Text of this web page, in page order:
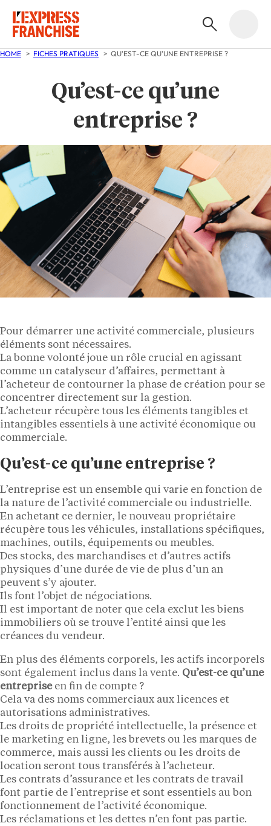
HOME FICHES PRATIQUES QU’EST-CE QU’UNE ENTREPRISE ?
Qu’est-ce qu’une
entreprise ?
Pour démarrer une activité commerciale, plusieurs
éléments sont nécessaires.
La bonne volonté joue un rôle crucial en agissant
comme un catalyseur d’affaires, permettant à
l’acheteur de contourner la phase de création pour se
concentrer directement sur la gestion.
L’acheteur récupère tous les éléments tangibles et
intangibles essentiels à une activité économique ou
commerciale.
Qu’est-ce qu’une entreprise ?
L’entreprise est un ensemble qui varie en fonction de
la nature de l’activité commerciale ou industrielle.
En achetant ce dernier, le nouveau propriétaire
récupère tous les véhicules, installations spécifiques,
machines, outils, équipements ou meubles.
Des stocks, des marchandises et d’autres actifs
physiques d’une durée de vie de plus d’un an
peuvent s’y ajouter.
Ils font l’objet de négociations.
Il est important de noter que cela exclut les biens
immobiliers où se trouve l’entité ainsi que les
créances du vendeur.
En plus des éléments corporels, les actifs incorporels
sont également inclus dans la vente. Qu’est-ce qu’une
entrepriseen fin de compte ?
Cela va des noms commerciaux aux licences et
autorisations administratives.
Les droits de propriété intellectuelle, la présence et
le marketing en ligne, les brevets ou les marques de
commerce, mais aussi les clients ou les droits de
location seront tous transférés à l’acheteur.
Les contrats d’assurance et les contrats de travail
font partie de l’entreprise et sont essentiels au bon
fonctionnement de l’activité économique.
Les réclamations et les dettes n’en font pas partie.